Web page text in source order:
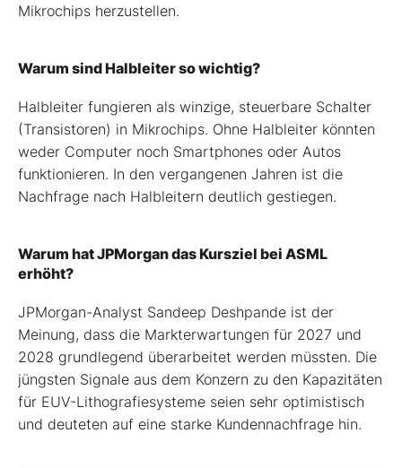
Mikrochips herzustellen.
Warum sind Halbleiter so wichtig?
Halbleiter fungieren als winzige, steuerbare Schalter
(Transistoren) in Mikrochips. Ohne Halbleiter könnten
weder Computer noch Smartphones oder Autos
funktionieren. In den vergangenen Jahren ist die
Nachfrage nach Halbleitern deutlich gestiegen.
Warum hat JPMorgan das Kursziel bei ASML
erhöht?
JPMorgan-Analyst Sandeep Deshpande ist der
Meinung, dass die Markterwartungen für 2027 und
2028 grundlegend überarbeitet werden müssten. Die
jüngsten Signale aus dem Konzern zu den Kapazitäten
für EUV-Lithografiesysteme seien sehr optimistisch
und deuteten auf eine starke Kundennachfrage hin.